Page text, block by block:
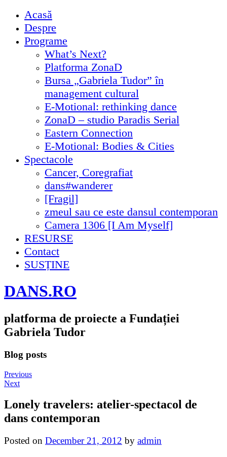
Acasă
Despre
Programe
What’s Next?
Platforma ZonaD
Bursa „Gabriela Tudor” în
management cultural
E-Motional: rethinking dance
ZonaD – studio Paradis Serial
Eastern Connection
E-Motional: Bodies & Cities
Spectacole
Cancer, Coregrafiat
dans#wanderer
[Fragil]
zmeul sau ce este dansul contemporan
Camera 1306 [I Am Myself]
RESURSE
Contact
SUSȚINE
DANS.RO
platforma de proiecte a Fundației
Gabriela Tudor
Blog posts
Previous
Next
Lonely travelers: atelier-spectacol de
dans contemporan
Posted on December 21, 2012 by admin